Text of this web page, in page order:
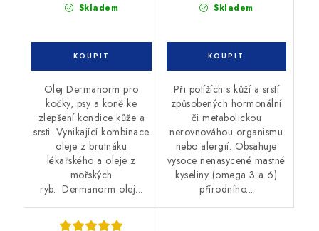
Skladem
Olej Dermanorm pro
kočky, psy a koně ke
zlepšení kondice kůže a
srsti. Vynikající kombinace
oleje z brutnáku
lékařského a oleje z
mořských
ryb. Dermanorm olej...
Skladem
Při potížích s kůží a srstí
způsobených hormonální
či metabolickou
nerovnováhou organismu
nebo alergií. Obsahuje
vysoce nenasycené mastné
kyseliny (omega 3 a 6)
přírodního...